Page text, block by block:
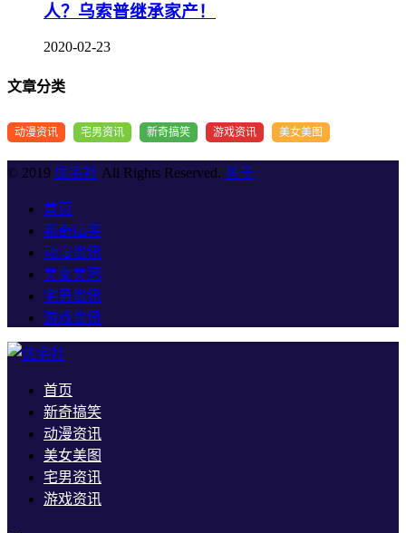
人？乌索普继承家产！
2020-02-23
文章分类
动漫资讯 宅男资讯 新奇搞笑 游戏资讯 美女美图
© 2019 优宅社 All Rights Reserved. 关于
首页
新奇搞笑
动漫资讯
美女美图
宅男资讯
游戏资讯
首页
新奇搞笑
动漫资讯
美女美图
宅男资讯
游戏资讯